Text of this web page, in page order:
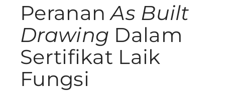
PerananAs Built
Drawing Dalam
Sertifikat Laik
Fungsi